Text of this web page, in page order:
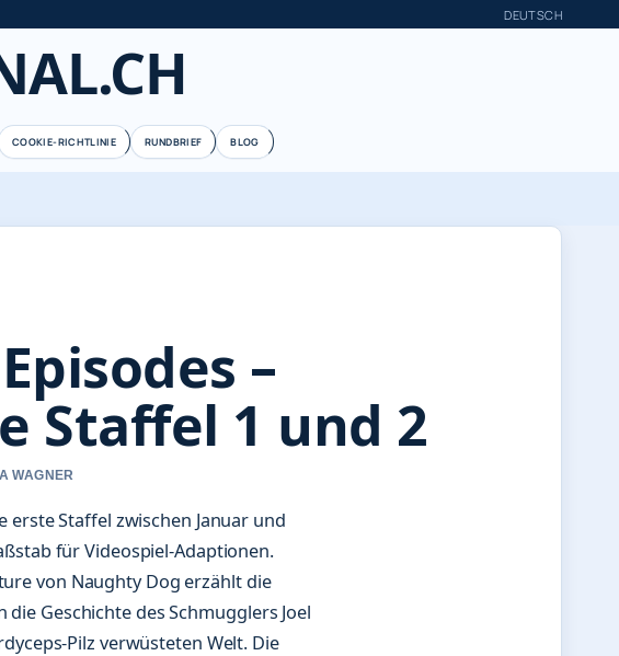
DEUTSCH
COOKIE-RICHTLINIE RUNDBRIEF BLOG
–
Staffel 1 und 2
WAGNER
Staffel zwischen Januar und
für Videospiel-Adaptionen.
von Naughty Dog erzählt die
Geschichte des Schmugglers Joel
Pilz verwüsteten Welt. Die